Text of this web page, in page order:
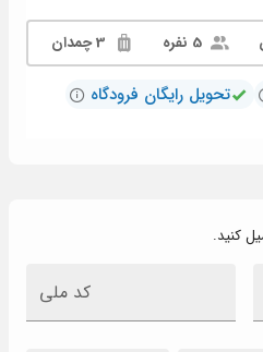
5 نفره
تحویل رایگان فرودگاه
کنید.
کد ملی